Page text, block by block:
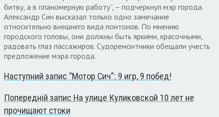
битву, а в планомерную работу”, – подчеркнул мэр города.
Александр Син высказал только одно замечание
относительно внешнего вида понтонов. По мнению
городского головы, они должны быть яркими, красочными,
радовать глаз пассажиров. Судоремонтники обещали учесть
предложение мэра города.
Наступний запис “Мотор Сич”: 9 игр, 9 побед!
Попередній запис На улице Куликовской 10 лет не
прочищают стоки